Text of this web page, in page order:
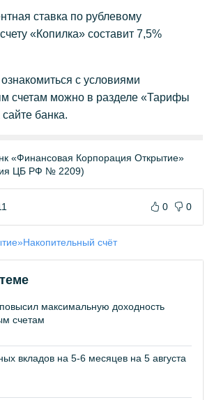
ставка по рублевому
«Копилка» составит 7,5%
с условиями
счетам можно в разделе «Тарифы
банка.
«Финансовая Корпорация Открытие»
ЦБ РФ № 2209)
0 0
Накопительный счёт
максимальную доходность
счетам
вкладов на 5-6 месяцев на 5 августа